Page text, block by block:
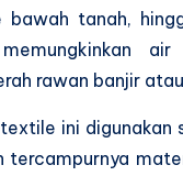
bawah tanah,
rawan banjir
ini
tercampurnya